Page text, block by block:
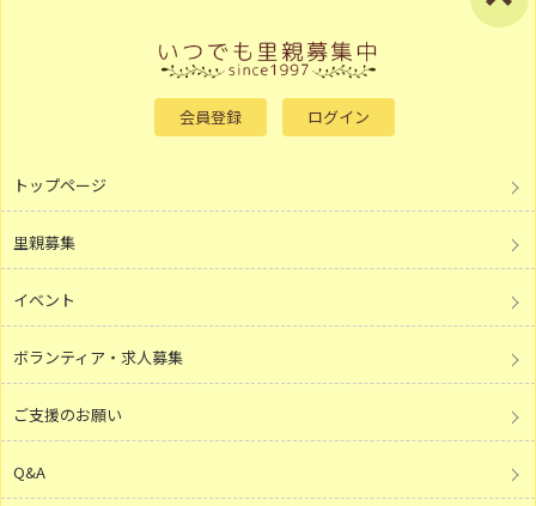
会員登録 ログイン
トップページ
里親募集
イベント
ボランティア・求人募集
ご支援のお願い
Q&A